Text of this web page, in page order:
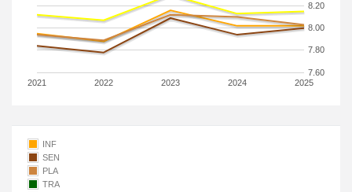
2021 2022 2023 2024 2025
7.60
7.80
8.00
8.20
INF
SEN
PLA
TRA